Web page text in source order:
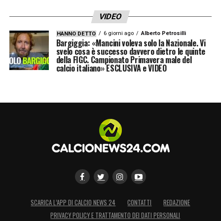
VIDEO
HANNO DETTO 6 giorni ago Alberto Petrosilli
Bargiggia: «Mancini voleva solo la Nazionale. Vi
svelo cosa è successo davvero dietro le quinte
della FIGC. Campionato Primavera male del
calcio italiano» ESCLUSIVA e VIDEO
SCARICA L’APP DI CALCIO NEWS 24 CONTATTI
REDAZIONE
PRIVACY POLICY E TRATTAMENTO DEI DATI PERSONALI